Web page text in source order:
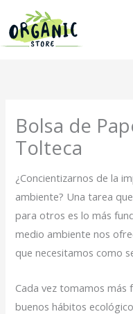
contenido
Bolsa de
Tolteca
¿Concientizarnos de la
ambiente? Una tarea
para otros es lo más
medio ambiente nos
que necesitamos como
Cada vez tomamos más
buenos hábitos